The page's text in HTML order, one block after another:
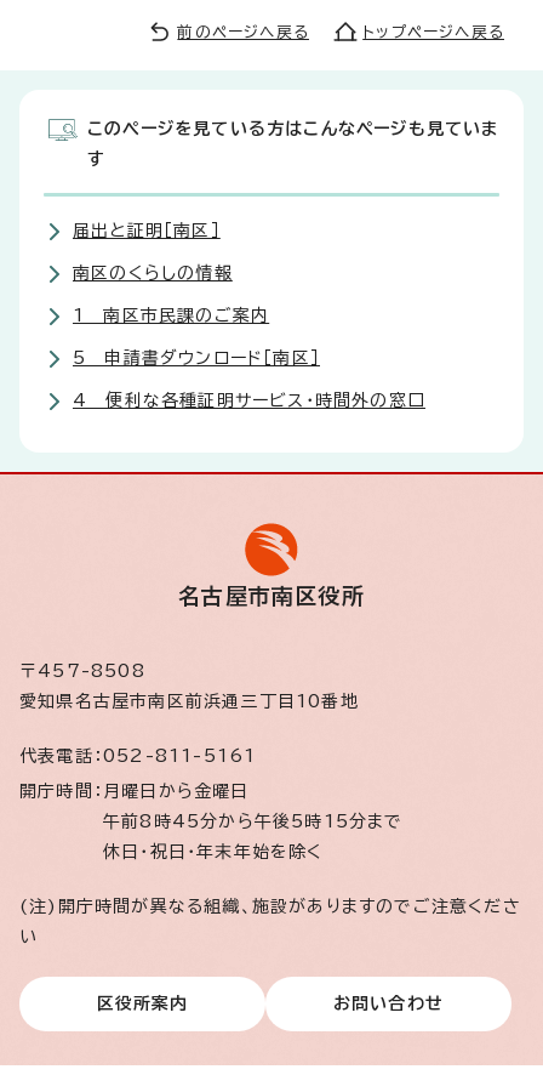
前のページへ戻る トップページへ戻る
このページを見ている方はこんなページも見ていま
す
届出と証明［南区］
南区のくらしの情報
1 南区市民課のご案内
5 申請書ダウンロード［南区］
4 便利な各種証明サービス・時間外の窓口
名古屋市南区役所
〒457-8508
愛知県名古屋市南区前浜通三丁目10番地
代表電話： 052-811-5161
開庁時間： 月曜日から金曜日
午前8時45分から午後5時15分まで
休日・祝日・年末年始を除く
(注)開庁時間が異なる組織、施設がありますのでご注意くださ
い
区役所案内 お問い合わせ